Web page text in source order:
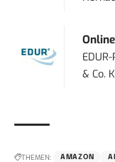
& Co.
THEMEN: AMAZON